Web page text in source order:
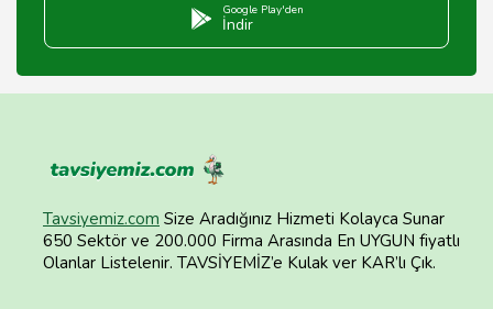
Google Play'den
İndir
Tavsiyemiz.com Size Aradığınız Hizmeti Kolayca Sunar
650 Sektör ve 200.000 Firma Arasında En UYGUN fiyatlı
Olanlar Listelenir. TAVSİYEMİZ’e Kulak ver KAR’lı Çık.